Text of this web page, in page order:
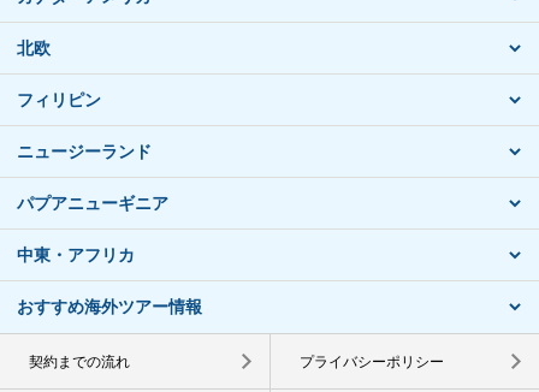
北欧
フィリピン
ニュージーランド
パプアニューギニア
中東・アフリカ
おすすめ海外ツアー情報
契約までの流れ プライバシーポリシー